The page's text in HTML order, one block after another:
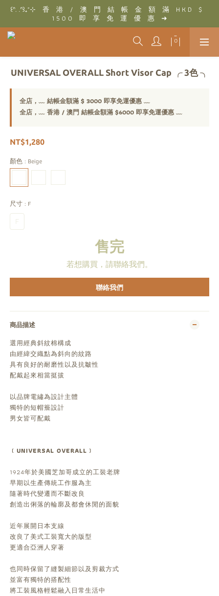
꒰ᐢ. .ᐢ꒱₊˚⊹　結　帳　金　額　滿　T W D　$　3 0 0 0　即　享
免　運　優　惠　➜
꒰ᐢ. .ᐢ꒱₊˚⊹　香　港　/　澳　門　結　帳　金　額　滿　H K D　$
1 5 0 0　即　享　免　運　優　惠　➜
꒰ᐢ. .ᐢ꒱₊˚⊹　結　帳　金　額　滿　T W D　$　3 0 0 0　即　享
免　運　優　惠　➜
UNIVERSAL OVERALL Short Visor Cap ╭ 3色 ╮
全店，﹏ 結帳金額滿 $ 3000 即享免運優惠 ﹏
全店，﹏ 香港 / 澳門 結帳金額滿 $6000 即享免運優惠 ﹏
NT$1,280
顏色 : Beige
尺寸 : F
F
售完
若想購買，請聯絡我們。
聯絡我們
商品描述
選用經典斜紋棉構成
由經緯交織點為斜向的紋路
具有良好的耐磨性以及抗皺性
配戴起來相當挺拔
以品牌電繡為設計主體
獨特的短帽簷設計
男女皆可配戴
﹝UNIVERSAL OVERALL﹞
1924年於美國芝加哥成立的工裝老牌
早期以生產傳統工作服為主
隨著時代變遷而不斷改良
創造出俐落的輪廓及都會休閒的面貌
近年展開日本支線
改良了美式工裝寬大的版型
更適合亞洲人穿著
也同時保留了縫製細節以及剪裁方式
並富有獨特的搭配性
將工裝風格輕鬆融入日常生活中